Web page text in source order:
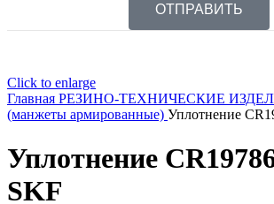
ОТПРАВИТЬ
Click to enlarge
Главная РЕЗИНО-ТЕХНИЧЕСКИЕ
(манжеты армированные) Уплотнение
Уплотнение
SKF